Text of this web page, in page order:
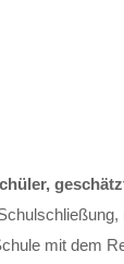
mit dem